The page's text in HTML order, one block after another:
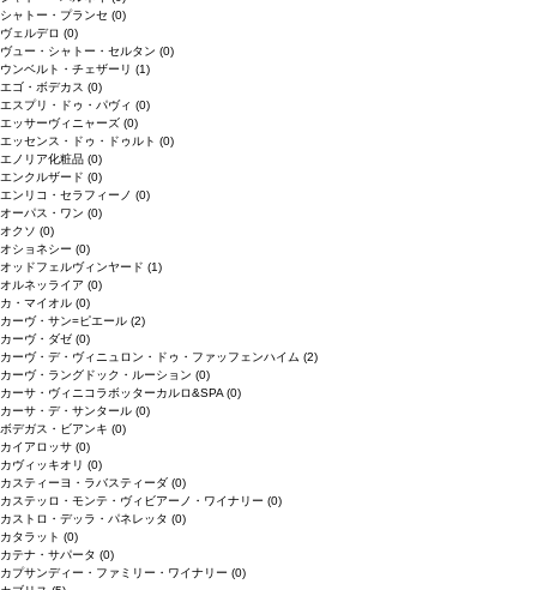
シャトー・プランセ (0)
ヴェルデロ (0)
ヴュー・シャトー・セルタン (0)
ウンベルト・チェザーリ (1)
エゴ・ボデカス (0)
エスプリ・ドゥ・パヴィ (0)
エッサーヴィニャーズ (0)
エッセンス・ドゥ・ドゥルト (0)
エノリア化粧品 (0)
エンクルザード (0)
エンリコ・セラフィーノ (0)
オーパス・ワン (0)
オクソ (0)
オショネシー (0)
オッドフェルヴィンヤード (1)
オルネッライア (0)
カ・マイオル (0)
カーヴ・サン=ピエール (2)
カーヴ・ダゼ (0)
カーヴ・デ・ヴィニュロン・ドゥ・ファッフェンハイム (2)
カーヴ・ラングドック・ルーション (0)
カーサ・ヴィニコラボッターカルロ&SPA (0)
カーサ・デ・サンタール (0)
ボデガス・ビアンキ (0)
カイアロッサ (0)
カヴィッキオリ (0)
カスティーヨ・ラバスティーダ (0)
カステッロ・モンテ・ヴィビアーノ・ワイナリー (0)
カストロ・デッラ・パネレッタ (0)
カタラット (0)
カテナ・サパータ (0)
カプサンディー・ファミリー・ワイナリー (0)